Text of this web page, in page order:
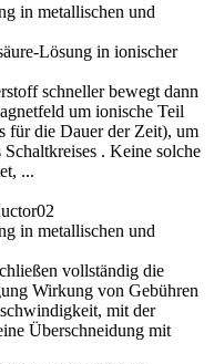
in metallischen und
Lösung in ionischer
schneller bewegt dann
um ionische Teil
für die Dauer der Zeit), um
. Keine solche
...
in metallischen und
vollständig die
Wirkung von Gebühren
mit der
Überschneidung mit